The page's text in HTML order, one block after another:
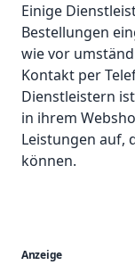
Einige
Bestellungen
wie vor
Kontakt per
Dienstleistern
in ihrem
Leistungen auf,
können.
Anzeige